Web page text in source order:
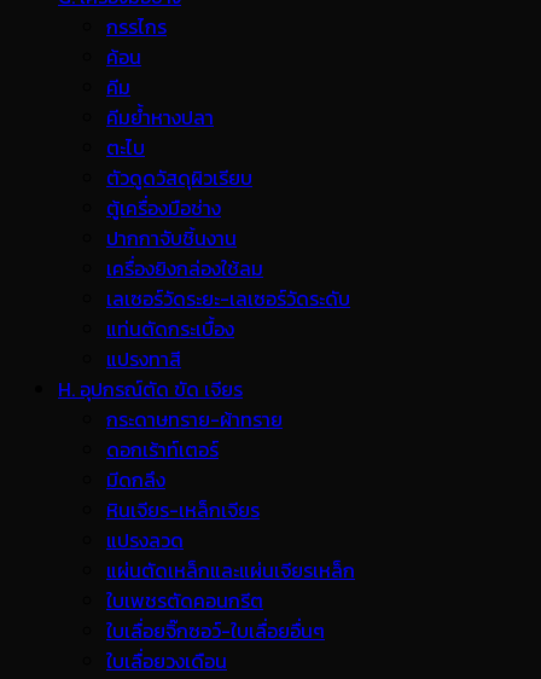
กรรไกร
ค้อน
คีม
คีมย้ำหางปลา
ตะไบ
ตัวดูดวัสดุผิวเรียบ
ตู้เครื่องมือช่าง
ปากกาจับชิ้นงาน
เครื่องยิงกล่องใช้ลม
เลเซอร์วัดระยะ-เลเซอร์วัดระดับ
แท่นตัดกระเบื้อง
แปรงทาสี
H. อุปกรณ์ตัด ขัด เจียร
กระดาษทราย-ผ้าทราย
ดอกเร้าท์เตอร์
มีดกลึง
หินเจียร-เหล็กเจียร
แปรงลวด
แผ่นตัดเหล็กและแผ่นเจียรเหล็ก
ใบเพชรตัดคอนกรีต
ใบเลื่อยจิ๊กซอว์-ใบเลื่อยอื่นๆ
ใบเลื่อยวงเดือน